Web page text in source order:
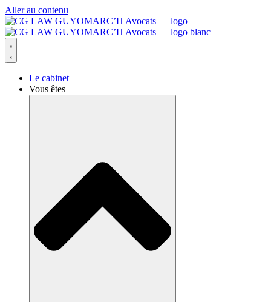
Aller au contenu
Le cabinet
Vous êtes